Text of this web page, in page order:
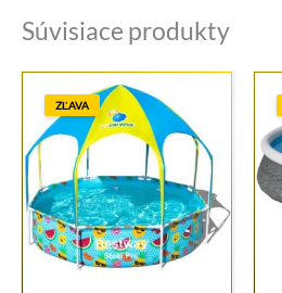
Súvisiace produkty
ZĽAVA